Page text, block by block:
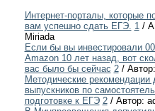
Интернет-порталы, которые
вам успешно сдать ЕГЭ. 1/
Miriada
Если бы вы инвестировали
Amazon 10 лет назад, вот
вас было бы сейчас 2/
Методические рекомендации
выпускников по
подготовке к ЕГЭ 2/ Автор: